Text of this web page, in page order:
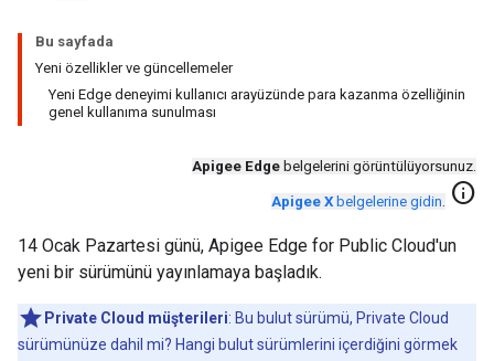
Bu sayfada
Yeni özellikler ve güncellemeler
Yeni Edge deneyimi kullanıcı arayüzünde para kazanma özelliğinin
genel kullanıma sunulması
Apigee Edge belgelerini görüntülüyorsunuz.
Apigee X belgelerine gidin. info
14 Ocak Pazartesi günü, Apigee Edge for Public Cloud'un
yeni bir sürümünü yayınlamaya başladık.
Private Cloud müşterileri: Bu bulut sürümü, Private Cloud
sürümünüze dahil mi? Hangi bulut sürümlerini içerdiğini görmek